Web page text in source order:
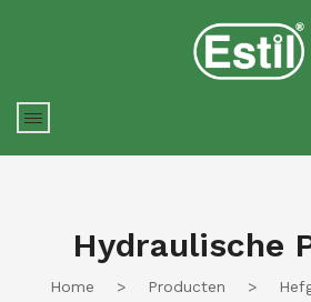
Hydraulische
Home > Producten >